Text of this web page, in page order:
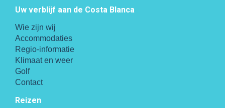
Uw verblijf aan de Costa Blanca
Wie zijn wij
Accommodaties
Regio-informatie
Klimaat en weer
Golf
Contact
Reizen